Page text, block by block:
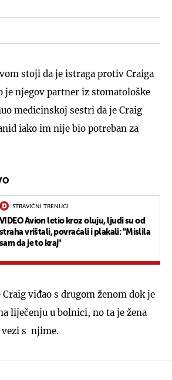
stoji da je istraga protiv Craiga
je njegov partner iz stomatološke
medicinskoj sestri da je Craig
iako im nije bio potreban za
STRAVIČNI TRENUCI
VIDEO Avion letio kroz oluju, ljudi su od
straha vrištali, povraćali i plakali: "Mislila
sam da je to kraj"
viđao s drugom ženom dok je
liječenju u bolnici, no ta je žena
vezi s njime.